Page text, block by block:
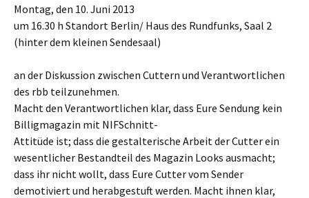
Montag, den 10. Juni 2013
um 16.30 h Standort Berlin/ Haus des Rundfunks, Saal 2
(hinter dem kleinen Sendesaal)
an der Diskussion zwischen Cuttern und Verantwortlichen
des rbb teilzunehmen.
Macht den Verantwortlichen klar, dass Eure Sendung kein
Billigmagazin mit NIFSchnitt-
Attitüde ist; dass die gestalterische Arbeit der Cutter ein
wesentlicher Bestandteil des Magazin Looks ausmacht;
dass ihr nicht wollt, dass Eure Cutter vom Sender
demotiviert und herabgestuft werden. Macht ihnen klar,